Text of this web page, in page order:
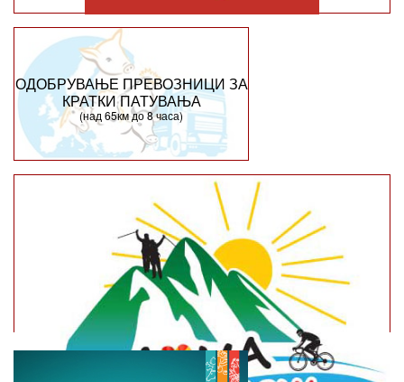
ОДОБРУВАЊЕ ПРЕВОЗНИЦИ ЗА
КРАТКИ ПАТУВАЊА
(над 65км до 8 часа)